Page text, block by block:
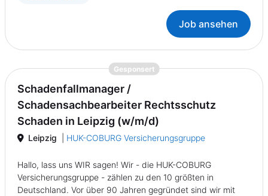
Job ansehen
Gesponsert{prompt.job}
Schadenfallmanager /
Schadensachbearbeiter Rechtsschutz
Schaden in Leipzig (w/m/d)
Leipzig HUK-COBURG Versicherungsgruppe
Hallo, lass uns WIR sagen! Wir - die HUK-COBURG
Versicherungsgruppe - zählen zu den 10 größten in
Deutschland. Vor über 90 Jahren gegründet sind wir mit